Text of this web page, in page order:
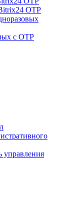
OTP
с OTP
управления